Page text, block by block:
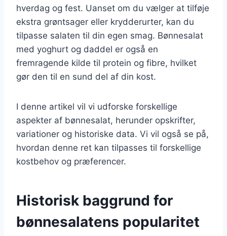
hverdag og fest. Uanset om du vælger at tilføje
ekstra grøntsager eller krydderurter, kan du
tilpasse salaten til din egen smag. Bønnesalat
med yoghurt og daddel er også en
fremragende kilde til protein og fibre, hvilket
gør den til en sund del af din kost.
I denne artikel vil vi udforske forskellige
aspekter af bønnesalat, herunder opskrifter,
variationer og historiske data. Vi vil også se på,
hvordan denne ret kan tilpasses til forskellige
kostbehov og præferencer.
Historisk baggrund for
bønnesalatens popularitet